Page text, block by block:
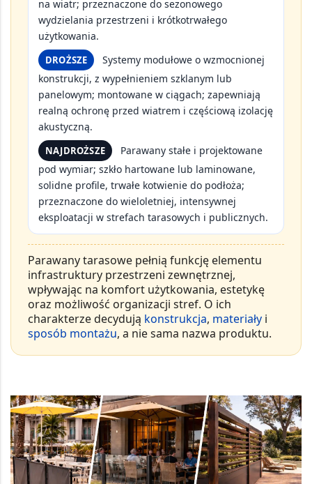
na wiatr; przeznaczone do sezonowego
wydzielania przestrzeni i krótkotrwałego
użytkowania.
DROŻSZE
Systemy modułowe o wzmocnionej
konstrukcji, z wypełnieniem szklanym lub
panelowym; montowane w ciągach; zapewniają
realną ochronę przed wiatrem i częściową izolację
akustyczną.
NAJDROŻSZE
Parawany stałe i projektowane
pod wymiar; szkło hartowane lub laminowane,
solidne profile, trwałe kotwienie do podłoża;
przeznaczone do wieloletniej, intensywnej
eksploatacji w strefach tarasowych i publicznych.
Parawany tarasowe pełnią funkcję elementu
infrastruktury przestrzeni zewnętrznej,
wpływając na komfort użytkowania, estetykę
oraz możliwość organizacji stref. O ich
charakterze decydują konstrukcja, materiały i
sposób montażu, a nie sama nazwa produktu.